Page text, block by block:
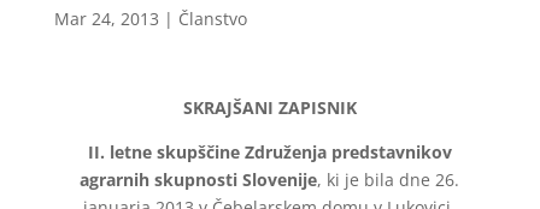
Mar 24, 2013 | Članstvo
SKRAJŠANI ZAPISNIK
II. letne skupščineZdruženja predstavnikov
agrarnih skupnosti Slovenije, ki je bila dne 26.